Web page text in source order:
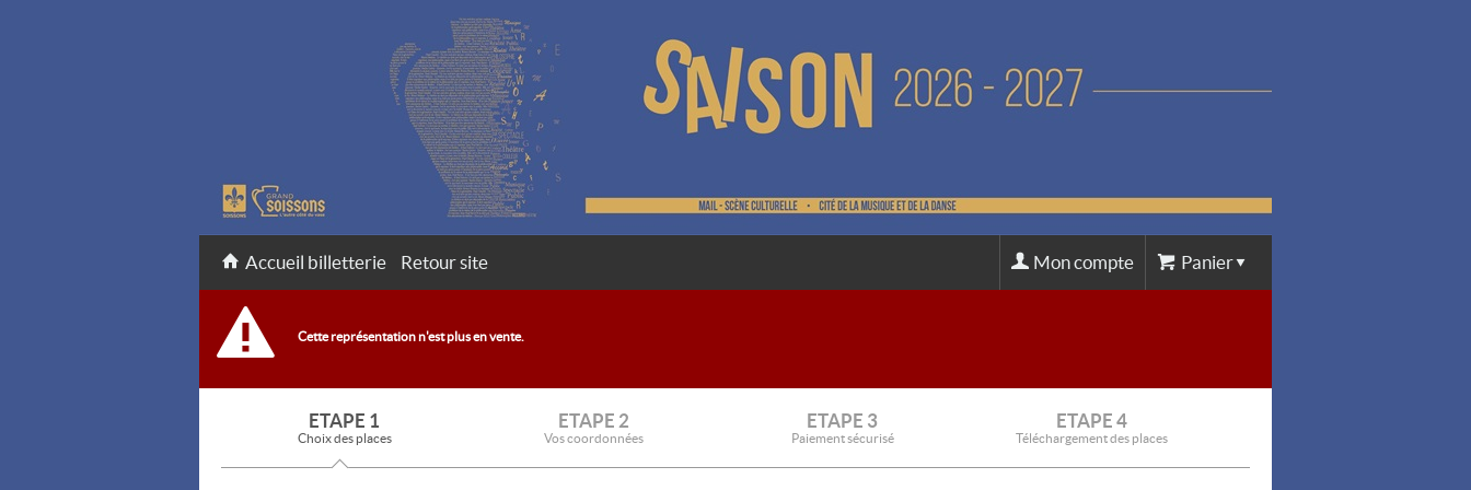
Accueil billetterie Retour site Panier
Mon compte
Cette représentation n'est plus en vente.
ETAPE 1
Choix des places
ETAPE 2
Vos coordonnées
ETAPE 3
Paiement sécurisé
ETAPE 4
Téléchargement des places